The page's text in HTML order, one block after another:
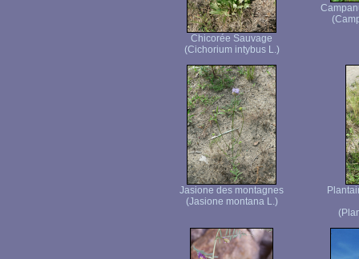
Chicorée Sauvage
(Cichorium intybus L.)
Jasione des montagnes
(Jasione montana L.)